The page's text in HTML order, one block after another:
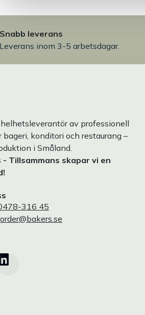
Snabb leverans
Leverans inom 3-5 arbetsdagar.
av professionell
konditori och restaurang –
i Småland.
- Tillsammans skapar vi en
316 45
order@bakers.se